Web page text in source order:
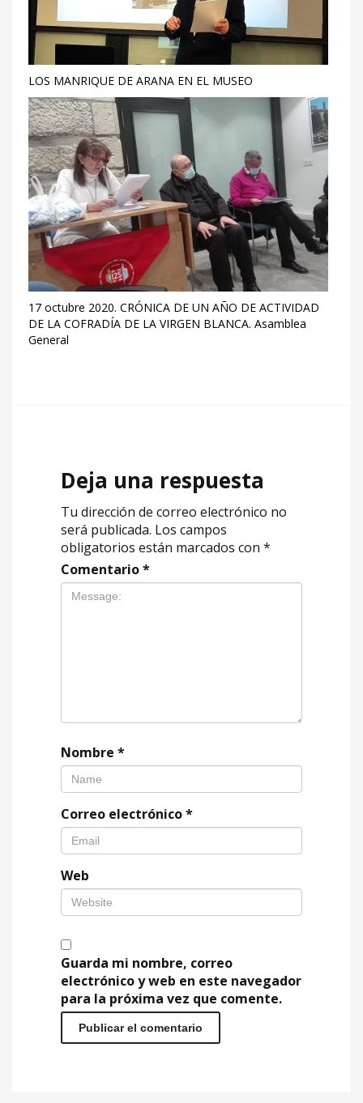
LOS MANRIQUE DE ARANA EN EL MUSEO
17 octubre 2020. CRÓNICA DE UN AÑO DE ACTIVIDAD
DE LA COFRADÍA DE LA VIRGEN BLANCA. Asamblea
General
Deja una respuesta
Tu dirección de correo electrónico no
será publicada. Los campos
obligatorios están marcados con *
Comentario*
Nombre *
Correo electrónico*
Web
Guarda mi nombre, correo
electrónico y web en este navegador
para la próxima vez que comente.